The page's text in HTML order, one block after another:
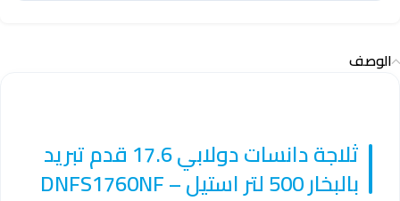
الوصف
ثلاجة دانسات دولابي 17.6 قدم تبريد
بالبخار 500 لتر استيل – DNFS1760NF